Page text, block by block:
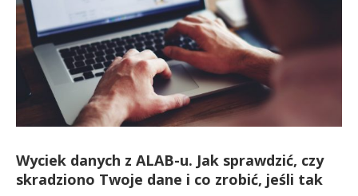
Wyciek danych z ALAB-u. Jak sprawdzić, czy
skradziono Twoje dane i co zrobić, jeśli tak